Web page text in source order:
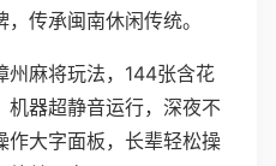
传承闽南休闲传统。
州麻将玩法，144张含花
机器超静音运行，深夜不
作大字面板，长辈轻松操